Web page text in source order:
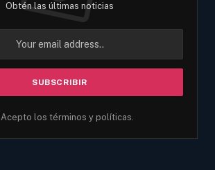
Obtén las últimas noticias
Acepto los términos y políticas.